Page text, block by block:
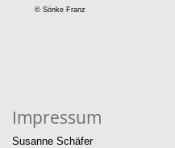
© Sönke Franz
Impressum
Susanne Schäfer